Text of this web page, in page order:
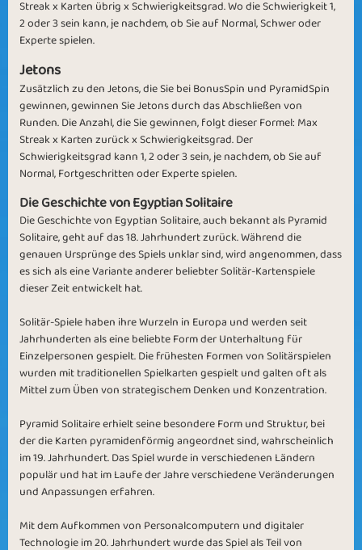
May Flowers
Springtime Second Month
For the holidays
Streak x Karten übrig x Schwierigkeitsgrad. Wo die Schwierigkeit 1,
2 oder 3 sein kann, je nachdem, ob Sie auf Normal, Schwer oder
Experte spielen.
Jetons
Zusätzlich zu den Jetons, die Sie bei BonusSpin und PyramidSpin
gewinnen, gewinnen Sie Jetons durch das Abschließen von
Runden. Die Anzahl, die Sie gewinnen, folgt dieser Formel: Max
Streak x Karten zurück x Schwierigkeitsgrad. Der
Schwierigkeitsgrad kann 1, 2 oder 3 sein, je nachdem, ob Sie auf
Normal, Fortgeschritten oder Experte spielen.
Die Geschichte von Egyptian Solitaire
Die Geschichte von Egyptian Solitaire, auch bekannt als Pyramid
Solitaire, geht auf das 18. Jahrhundert zurück. Während die
genauen Ursprünge des Spiels unklar sind, wird angenommen, dass
es sich als eine Variante anderer beliebter Solitär-Kartenspiele
dieser Zeit entwickelt hat.
Solitär-Spiele haben ihre Wurzeln in Europa und werden seit
Jahrhunderten als eine beliebte Form der Unterhaltung für
Einzelpersonen gespielt. Die frühesten Formen von Solitärspielen
wurden mit traditionellen Spielkarten gespielt und galten oft als
Mittel zum Üben von strategischem Denken und Konzentration.
Pyramid Solitaire erhielt seine besondere Form und Struktur, bei
der die Karten pyramidenförmig angeordnet sind, wahrscheinlich
im 19. Jahrhundert. Das Spiel wurde in verschiedenen Ländern
populär und hat im Laufe der Jahre verschiedene Veränderungen
und Anpassungen erfahren.
Mit dem Aufkommen von Personalcomputern und digitaler
Technologie im 20. Jahrhundert wurde das Spiel als Teil von